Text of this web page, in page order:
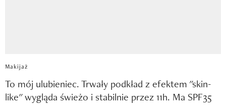
Makijaż
To mój ulubieniec. Trwały podkład z efektem "skin-
like" wygląda świeżo i stabilnie przez 11h. Ma SPF35